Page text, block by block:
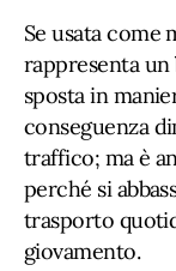
Se usata come
rappresenta un
sposta in
conseguenza
traffico; ma è
perché si
trasporto
giovamento.